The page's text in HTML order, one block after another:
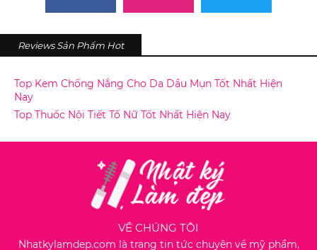
Reviews Sản Phẩm Hot
Top Kem Chống Nắng Cho Da Dầu Mụn Tốt Nhất Hiện
Nay
Top Thuốc Nội Tiết Tố Nữ Tốt Nhất Hiện Nay
VỀ CHÚNG TÔI
Nhatkylamdep.com là trang tin tức chuyên về mỹ phẩm,